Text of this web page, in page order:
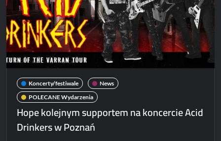
Koncerty/festiwale
News
POLECANE Wydarzenia
Hope kolejnym supportem na koncercie Acid
Drinkers w Poznań